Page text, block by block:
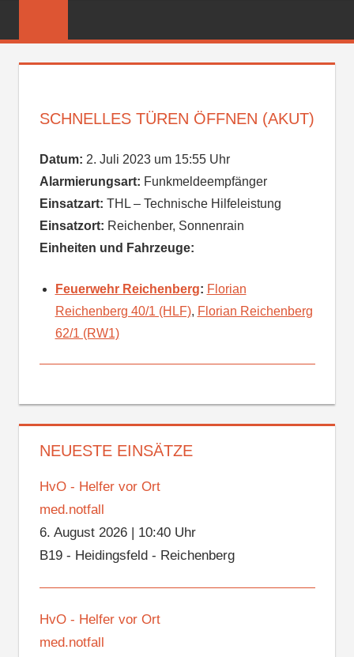
FEUERWEHR
SCHNELLES TÜREN ÖFFNEN (AKUT)
Datum: 2. Juli 2023 um 15:55 Uhr
Alarmierungsart: Funkmeldeempfänger
Einsatzart: THL – Technische Hilfeleistung
Einsatzort: Reichenber, Sonnenrain
Einheiten und Fahrzeuge:
Feuerwehr Reichenberg: Florian
Reichenberg 40/1 (HLF), Florian Reichenberg
62/1 (RW1)
NEUESTE EINSÄTZE
HvO - Helfer vor Ort
med.notfall
6. August 2026| 10:40 Uhr
B19 - Heidingsfeld - Reichenberg
HvO - Helfer vor Ort
med.notfall